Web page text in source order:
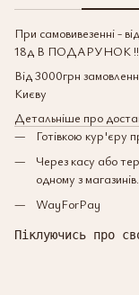
При самовивезенні -
18д В ПОДАРУНОК
Від 3000грн
Києву
Детальніше про
Готівкою кур'єру
Через касу або
одному з магазинів.
WayForPay
Піклуючись про